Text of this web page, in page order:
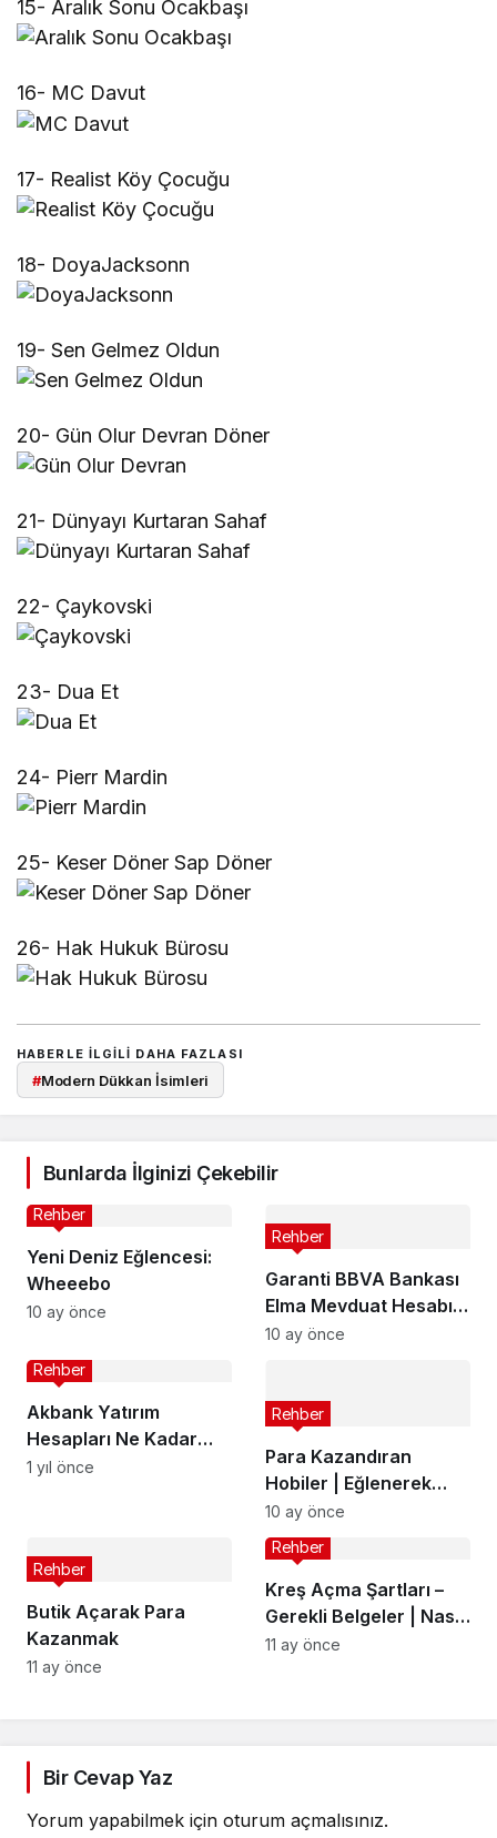
15- Aralık Sonu Ocakbaşı
16- MC Davut
17- Realist Köy Çocuğu
18- DoyaJacksonn
19- Sen Gelmez Oldun
20- Gün Olur Devran Döner
21- Dünyayı Kurtaran Sahaf
22- Çaykovski
23- Dua Et
24- Pierr Mardin
25- Keser Döner Sap Döner
26- Hak Hukuk Bürosu
HABERLE ILGILI DAHA FAZLASI
#Modern Dükkan İsimleri
Bunlarda İlginizi Çekebilir
Yeni Deniz Eğlencesi:
Wheeebo
Rehber
10 ay önce
Garanti BBVA Bankası
Elma Mevduat Hesabı
Para Faizleri
Rehber
10 ay önce
Akbank Yatırım
Hesapları Ne Kadar
Kazandırır?
Rehber
1 yıl önce
Para Kazandıran
Hobiler | Eğlenerek
Kazanın!
Rehber
10 ay önce
Butik Açarak Para
Kazanmak
Rehber
11 ay önce
Kreş Açma Şartları –
Gerekli Belgeler | Nasıl
Açılır?
Rehber
11 ay önce
Bir Cevap Yaz
Yorum yapabilmek için oturum açmalısınız.